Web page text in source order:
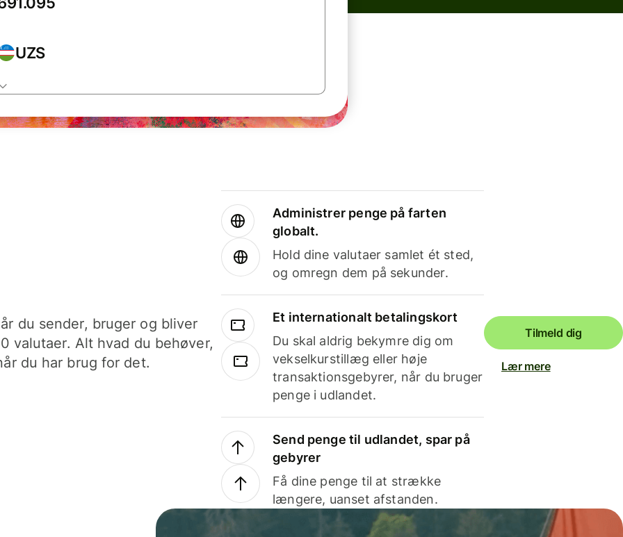
UZS
du sender, bruger og bliver
valutaer. Alt hvad du behøver,
du har brug for det.
Administrer penge på farten
globalt.
Hold dine valutaer samlet ét sted,
og omregn dem på sekunder.
Et internationalt betalingskort
Du skal aldrig bekymre dig om
vekselkurstillæg eller høje
transaktionsgebyrer, når du bruger
penge i udlandet.
Send penge til udlandet, spar på
gebyrer
Få dine penge til at strække
længere, uanset afstanden.
Tilmeld dig
Lær mere